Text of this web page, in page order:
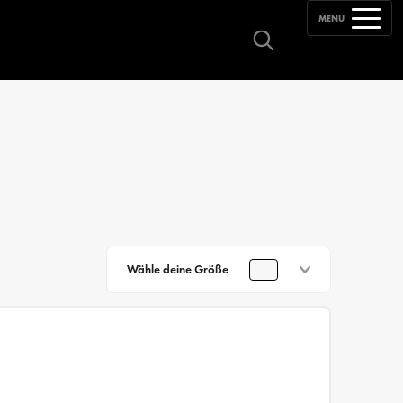
MENU
Wähle deine Größe